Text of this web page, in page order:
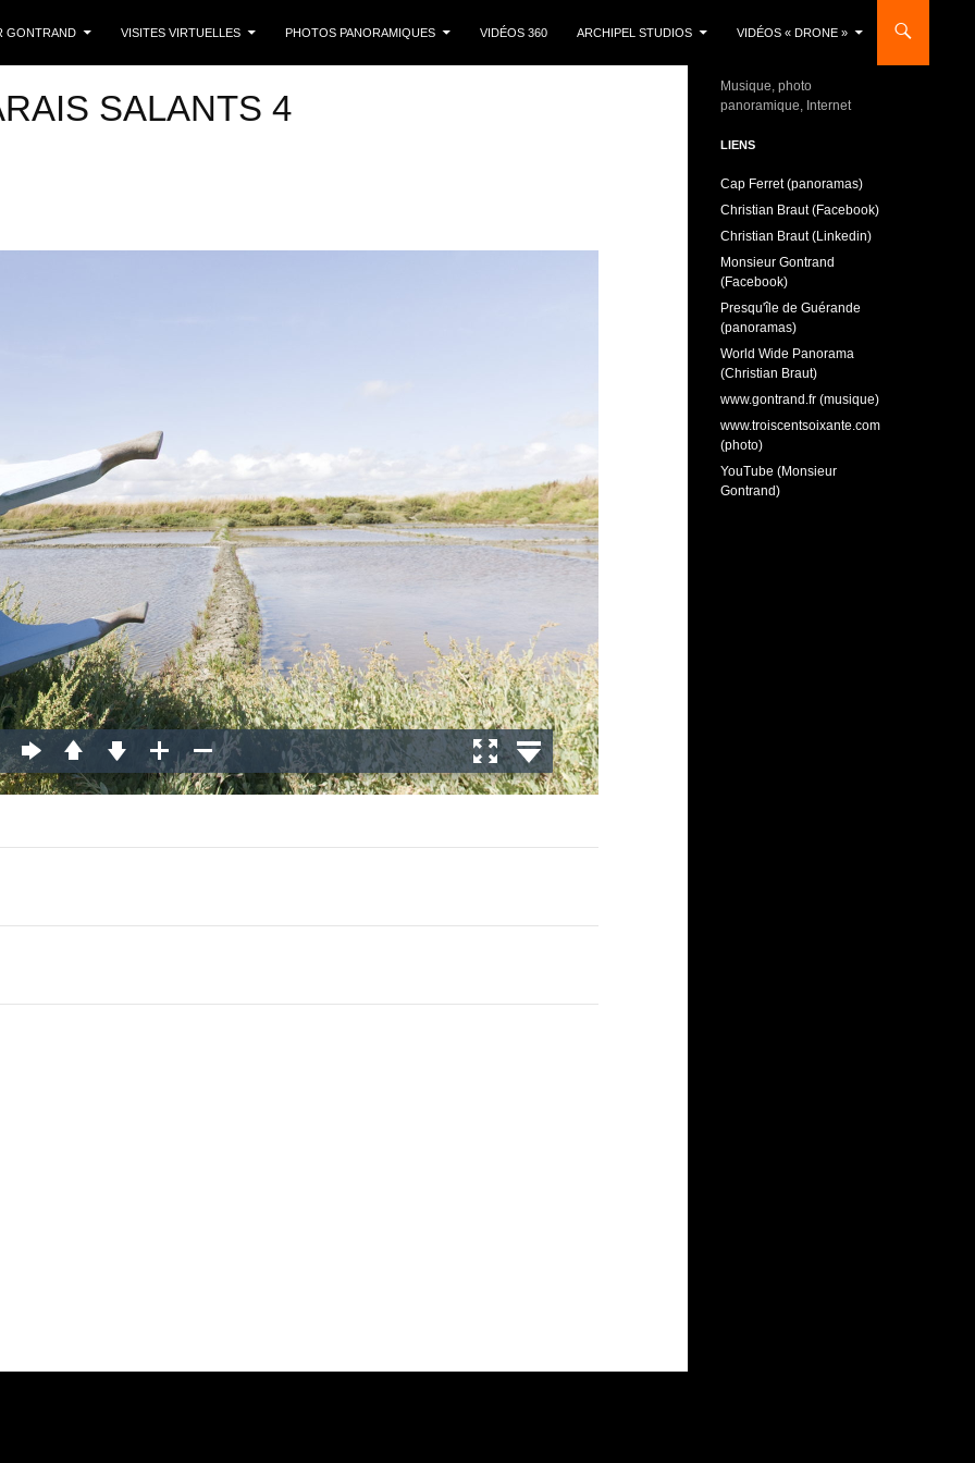
GONTRAND
VISITES VIRTUELLES PHOTOS PANORAMIQUES VIDÉOS 360 ARCHIPEL STUDIOS VIDÉOS « DRONE »
SALANTS 4
Musique, photo
panoramique, Internet
LIENS
Cap Ferret (panoramas)
Christian Braut (Facebook)
Christian Braut (Linkedin)
Monsieur Gontrand
(Facebook)
Presqu'île de Guérande
(panoramas)
World Wide Panorama
(Christian Braut)
www.gontrand.fr (musique)
www.troiscentsoixante.com
(photo)
YouTube (Monsieur
Gontrand)